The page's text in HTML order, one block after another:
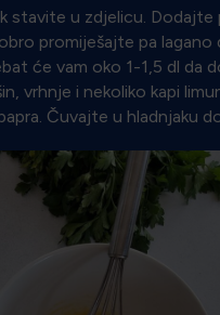
stavite u zdjelicu.
promiješajte pa lagano
će vam oko 1-1,5 dl da
vrhnje i nekoliko kapi
Čuvajte u hladnjaku